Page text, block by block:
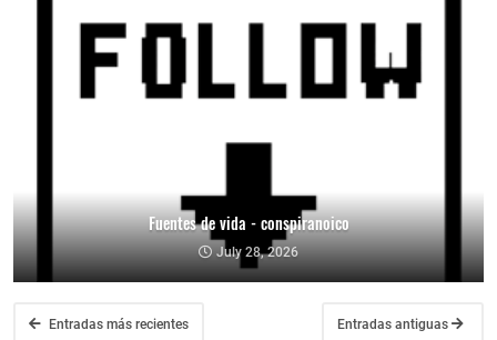
Fuentes de vida - conspiranoico
July 28, 2026
Entradas más recientes Entradas antiguas